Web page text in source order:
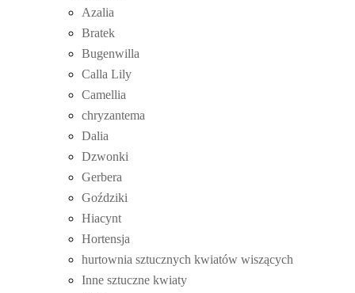
Azalia
Bratek
Bugenwilla
Calla Lily
Camellia
chryzantema
Dalia
Dzwonki
Gerbera
Goździki
Hiacynt
Hortensja
hurtownia sztucznych kwiatów wiszących
Inne sztuczne kwiaty